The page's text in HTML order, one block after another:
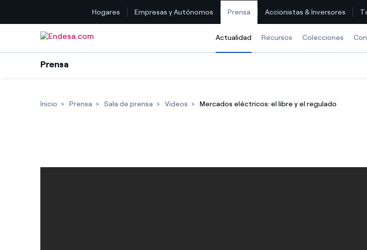
Hogares Empresas y Autónomos Prensa Accionistas & Inversores
Actualidad Selected item
Recursos Colecciones
¿Has recibido una oferta para
Prensa
Inicio Prensa Sala de prensa Videos Mercados eléctricos: el libre y el regulado